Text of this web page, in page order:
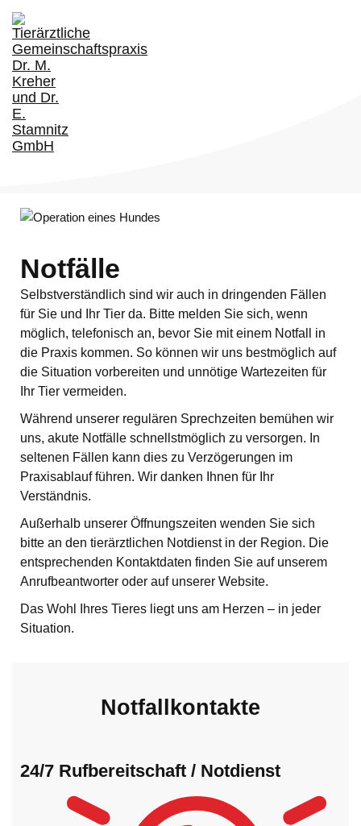
Notfälle
Selbstverständlich sind wir auch in dringenden Fällen
für Sie und Ihr Tier da. Bitte melden Sie sich, wenn
möglich, telefonisch an, bevor Sie mit einem Notfall in
die Praxis kommen. So können wir uns bestmöglich auf
die Situation vorbereiten und unnötige Wartezeiten für
Ihr Tier vermeiden.
Während unserer regulären Sprechzeiten bemühen wir
uns, akute Notfälle schnellstmöglich zu versorgen. In
seltenen Fällen kann dies zu Verzögerungen im
Praxisablauf führen. Wir danken Ihnen für Ihr
Verständnis.
Außerhalb unserer Öffnungszeiten wenden Sie sich
bitte an den tierärztlichen Notdienst in der Region. Die
entsprechenden Kontaktdaten finden Sie auf unserem
Anrufbeantworter oder auf unserer Website.
Das Wohl Ihres Tieres liegt uns am Herzen – in jeder
Situation.
Notfallkontakte
24/7 Rufbereitschaft / Notdienst